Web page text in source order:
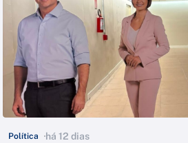
Política há 12 dias